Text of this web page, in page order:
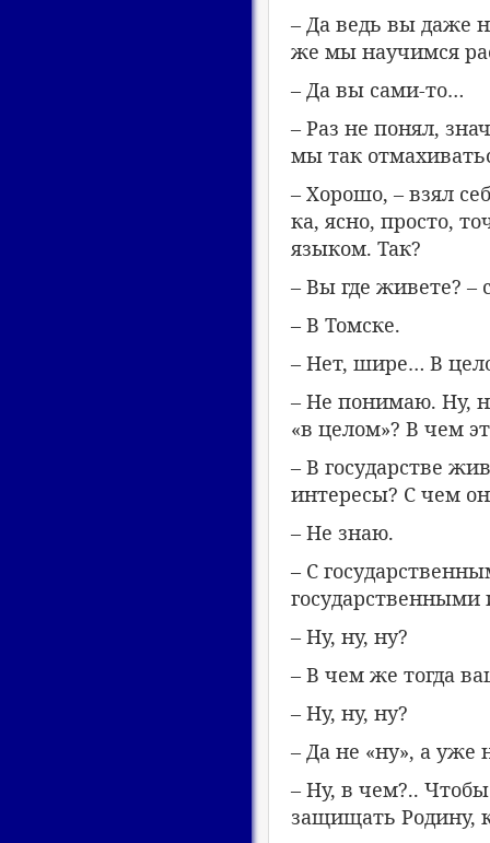
– Да ведь вы даже
же мы научимся
– Да вы сами-то…
– Раз не понял,
мы так
– Хорошо, – взял
ка, ясно, просто,
языком. Так?
– Вы где живете? –
– В Томске.
– Нет, шире… В
– Не понимаю. Ну,
«в целом»? В чем
– В государстве
интересы? С чем
– Не знаю.
– С
государственными
– Ну, ну, ну?
– В чем же тогда
– Ну, ну, ну?
– Да не «ну», а
– Ну, в чем?..
защищать Родину,